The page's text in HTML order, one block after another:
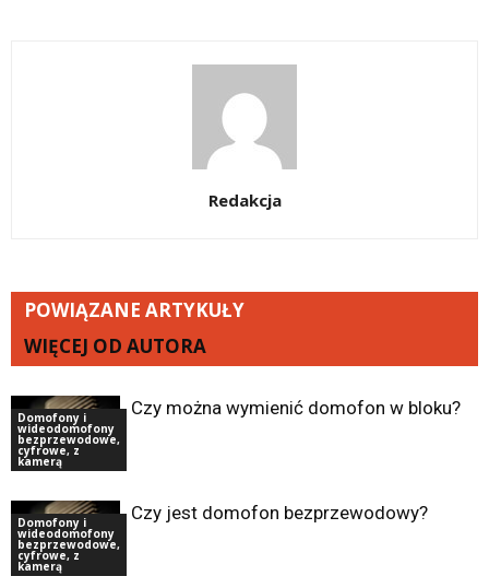
Redakcja
POWIĄZANE ARTYKUŁY
WIĘCEJ OD AUTORA
Domofony i
wideodomofony
bezprzewodowe,
cyfrowe, z
kamerą
Czy można wymienić domofon w bloku?
Domofony i
wideodomofony
bezprzewodowe,
cyfrowe, z
kamerą
Czy jest domofon bezprzewodowy?